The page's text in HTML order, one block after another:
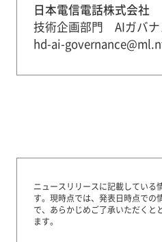
日本電信電話株式会社
技術企画部門 AIガバナ
hd-ai-
ニュースリリースに記載している
す。 現時点では、発表日時点での
で、あらかじめご了承いただくと
ます。